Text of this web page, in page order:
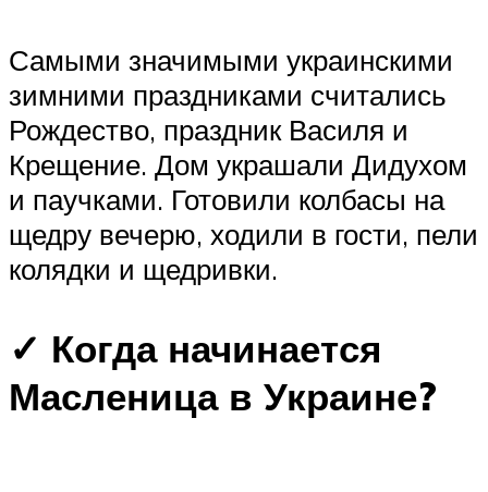
Самыми значимыми украинскими
зимними праздниками считались
Рождество, праздник Василя и
Крещение. Дом украшали Дидухом
и паучками. Готовили колбасы на
щедру вечерю, ходили в гости, пели
колядки и щедривки.
✓ Когда начинается
Масленица в Украине?